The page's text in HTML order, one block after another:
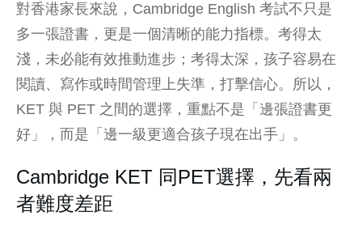
對香港家長來說，Cambridge English 考試不只是
多一張證書，更是一個清晰的能力指標。考得太
淺，未必能有效推動進步；考得太深，孩子容易在
閱讀、寫作或時間管理上失準，打擊信心。所以，
KET 與 PET 之間的選擇，重點不是「邊張證書更
好」，而是「邊一級更適合孩子現在出手」。
Cambridge KET 同PET選擇，先看兩
者難度差距